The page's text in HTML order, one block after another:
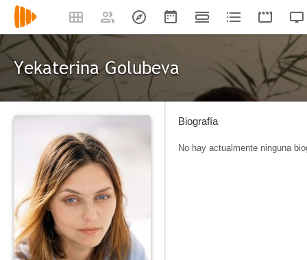
Yekaterina Golubeva
Biografía
No hay actualmente ninguna